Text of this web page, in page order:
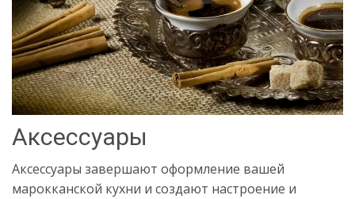
Аксессуары
Аксессуары завершают оформление вашей
марокканской кухни и создают настроение и